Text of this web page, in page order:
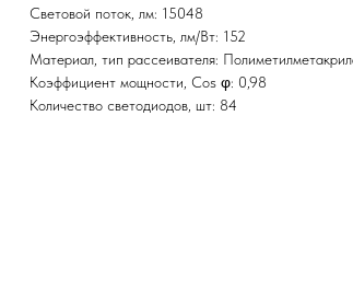
Световой поток, лм: 15048
Энергоэффективность, лм/Вт: 152
Материал, тип рассеивателя:
Коэффициент мощности, Cos φ: 0,98
Количество светодиодов, шт: 84